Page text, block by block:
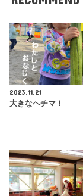
2023.11.21
大きなヘチマ！